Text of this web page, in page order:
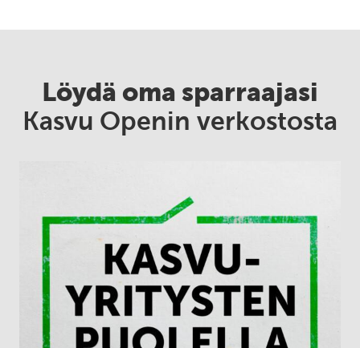
Löydä oma sparraajasi
Kasvu Openin verkostosta